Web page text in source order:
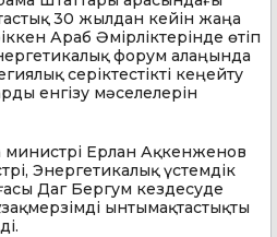
30 жылдан кейін жаңа
Араб Әмірліктерінде өтіп
форум алаңында
серіктестікті кеңейту
енгізу мәселелерін
министрі Ерлан Ақкенженов
Энергетикалық үстемдік
Даг Бергум кездесуде
ынтымақтастықты